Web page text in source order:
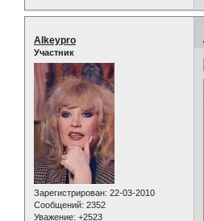
Alkeypro
Участник
Зарегистрирован: 22-03-2010
Сообщений: 2352
Уважение: +2523